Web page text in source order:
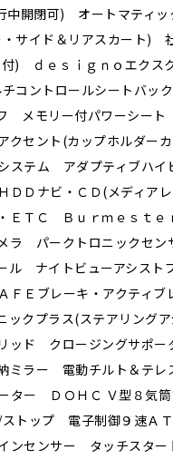
中開閉可) オートマティ
・サイド＆リアスカート)
) ｄｅｓｉｇｎｏエクス
ントロールシートバッ
メモリー付パワーシート
クセント(カップホルダー
ステム アダプティブハ
Ｄナビ・ＣＤ(メディア
ＥＴＣ Ｂｕｒｍｅｓｔ
ラ パークトロニックセ
ナイトビューアシスト
Ｅブレーキ・アクティブ
ックプラス(ステアリング
ド クロージングサポ
ラー 電動チルト＆テレ
ター ＤＯＨＣ Ｖ型８気
トップ 電子制御９速Ａ
ンセンサー タッチスタ